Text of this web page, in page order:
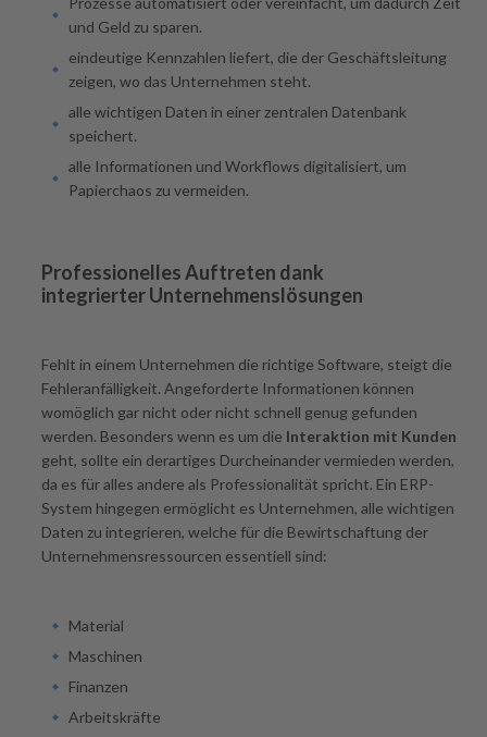
und Geld zu sparen.
eindeutige Kennzahlen liefert, die der Geschäftsleitung
zeigen, wo das Unternehmen steht.
alle wichtigen Daten in einer zentralen Datenbank
speichert.
alle Informationen und Workflows digitalisiert, um
Papierchaos zu vermeiden.
Professionelles Auftreten dank
integrierter Unternehmenslösungen
Fehlt in einem Unternehmen die richtige Software, steigt die
Fehleranfälligkeit. Angeforderte Informationen können
womöglich gar nicht oder nicht schnell genug gefunden
werden. Besonders wenn es um die Interaktion mit Kunden
geht, sollte ein derartiges Durcheinander vermieden werden,
da es für alles andere als Professionalität spricht. Ein ERP-
System hingegen ermöglicht es Unternehmen, alle wichtigen
Daten zu integrieren, welche für die Bewirtschaftung der
Unternehmensressourcen essentiell sind:
Material
Maschinen
Finanzen
Arbeitskräfte